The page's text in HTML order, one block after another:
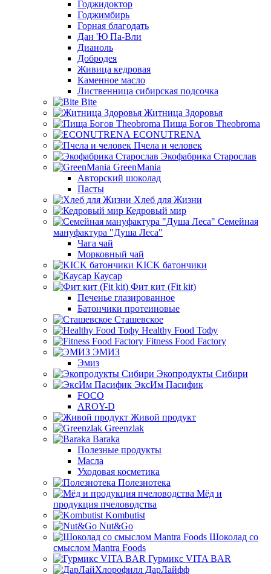
Годжидоктор
Годжимбирь
Горная благодать
Дан 'Ю Па-Вли
Дианоль
Добродея
Живица кедровая
Каменное масло
Лиственница сибирская подсочка
Bite
Житница Здоровья
Пища Богов Theobroma
ECONUTRENA
Пчела и человек
Экофабрика Старослав
GreenMania
Авторский шоколад
Пасты
Хлеб для Жизни
Кедровый мир
Семейная
мануфактура "Душа Леса"
Чага чай
Морковный чай
KICK батончики
Каусар
Фит кит (Fit kit)
Печенье глазированное
Батончики протеиновые
Сташевское
Healthy Food Тофу
Fitness Food Factory
ЭМИЗ
Эмиз
Экопродукты Сибири
ЭксИм Пасифик
FOCO
AROY-D
Живой продукт
Greenzlak
Baraka
Полезные продукты
Масла
Уходовая косметика
Полезнотека
Мёд и
продукция пчеловодства
Kombutist
Nut&Go
Шоколад со
смыслом Mantra Foods
Гурмикс VITA BAR